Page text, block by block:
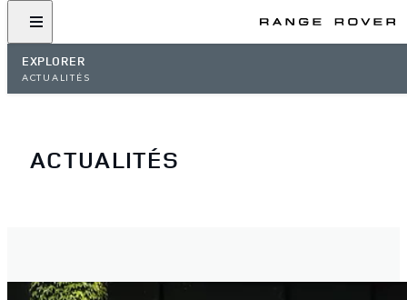
EXPLORER
ACTUALITÉS
ACTUALITÉS